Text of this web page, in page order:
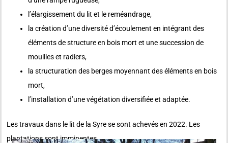
l’élargissement du lit et le reméandrage,
la création d’une diversité d’écoulement en intégrant des
éléments de structure en bois mort et une succession de
mouilles et radiers,
la structuration des berges moyennant des éléments en bois
mort,
l’installation d’une végétation diversifiée et adaptée.
Les travaux dans le lit de la Syre se sont achevés en 2022. Les
plantations sont imminentes.